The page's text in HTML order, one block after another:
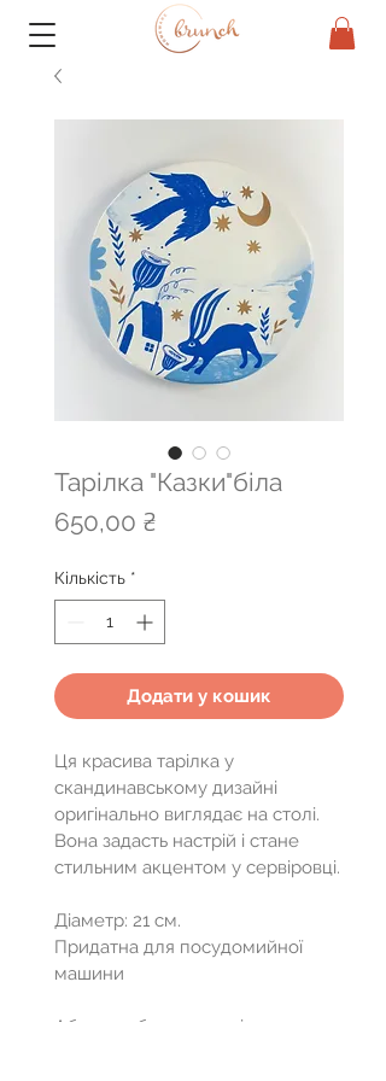
Тарілка "Казки"біла
650,00 ₴
Кількість *
Додати у кошик
Ця красива тарілка у
скандинавському дизайні
оригінально виглядає на столі.
Вона задасть настрій і стане
стильним акцентом у сервіровці.
Діаметр: 21 см.
Придатна для посудомийної
машини
Аби придбати цю тарілку,